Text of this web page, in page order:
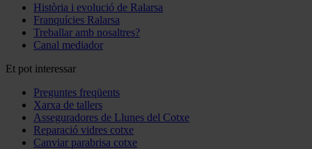
Història i evolució de Ralarsa
Franquícies Ralarsa
Treballar amb nosaltres?
Canal mediador
Et pot interessar
Preguntes freqüents
Xarxa de tallers
Asseguradores de Llunes del Cotxe
Reparació vidres cotxe
Canviar parabrisa cotxe